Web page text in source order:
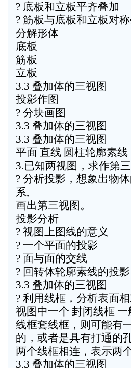
? 底板和立板平齐叠加
? 筋板与底板和立板对
分解形体
底板
筋板
立板
3.3 叠加体的三视图
投影作图
? 分块画图
3.3 叠加体的三视图
3.3 叠加体的三视图
平面 直线 圆柱轮廓素线
3.已知两视图，求作第三
? 分析投影，想象出物
系,
画出第三视图。
投影分析
? 视图上图线的意义
? 一个平面的投影
? 面与面的交线
? 回转体轮廓素线的投影
3.3 叠加体的三视图
? 利用线框，分析表面相
视图中一个 封闭线框
线框套线框，则可能有
的，或者是具有打通的孔
两个线框相连，表示两
3.3 叠加体的三视图